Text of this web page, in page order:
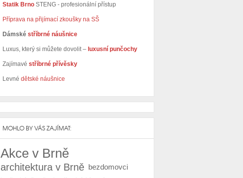
Statik Brno STENG - profesionální přístup
Příprava na přijímací zkoušky na SŠ
Dámské stříbrné náušnice
Luxus, který si můžete dovolit – luxusní punčochy
Zajímavé stříbrné přívěsky
Levné dětské náušnice
MOHLO BY VÁS ZAJÍMAT:
Akce v Brně
architektura v Brně bezdomovci